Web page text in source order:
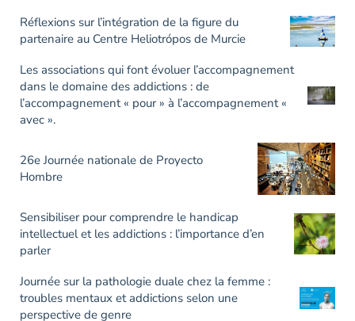
Réflexions sur l’intégration de la figure du
partenaire au Centre Heliotrópos de Murcie
Les associations qui font évoluer l’accompagnement
dans le domaine des addictions : de
l’accompagnement « pour » à l’accompagnement «
avec ».
26e Journée nationale de Proyecto
Hombre
Sensibiliser pour comprendre le handicap
intellectuel et les addictions : l’importance d’en
parler
Journée sur la pathologie duale chez la femme :
troubles mentaux et addictions selon une
perspective de genre